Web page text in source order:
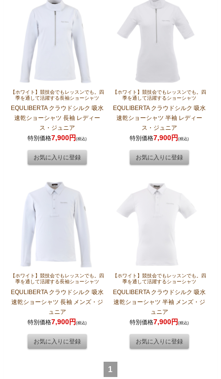
【ホワイト】競技会でもレッスンでも。四
季を通して活躍する長袖ショーシャツ
EQULIBERTA クラウドシルク 吸水
速乾ショーシャツ 長袖 レディー
ス・ジュニア
特別価格7,900円(税込)
【ホワイト】競技会でもレッスンでも。四
季を通して活躍するショーシャツ
EQULIBERTA クラウドシルク 吸水
速乾ショーシャツ 半袖 レディー
ス・ジュニア
特別価格7,900円(税込)
【ホワイト】競技会でもレッスンでも。四
季を通して活躍する長袖ショーシャツ
EQULIBERTA クラウドシルク 吸水
速乾ショーシャツ 長袖 メンズ・ジ
ュニア
特別価格7,900円(税込)
【ホワイト】競技会でもレッスンでも。四
季を通して活躍するショーシャツ
EQULIBERTA クラウドシルク 吸水
速乾ショーシャツ 半袖 メンズ・ジ
ュニア
特別価格7,900円(税込)
1